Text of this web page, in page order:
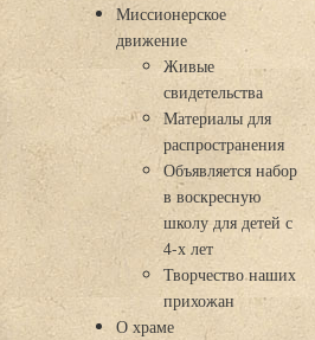
Миссионерское
движение
Живые
свидетельства
Материалы для
распространения
Объявляется набор
в воскресную
школу для детей с
4-х лет
Творчество наших
прихожан
О храме